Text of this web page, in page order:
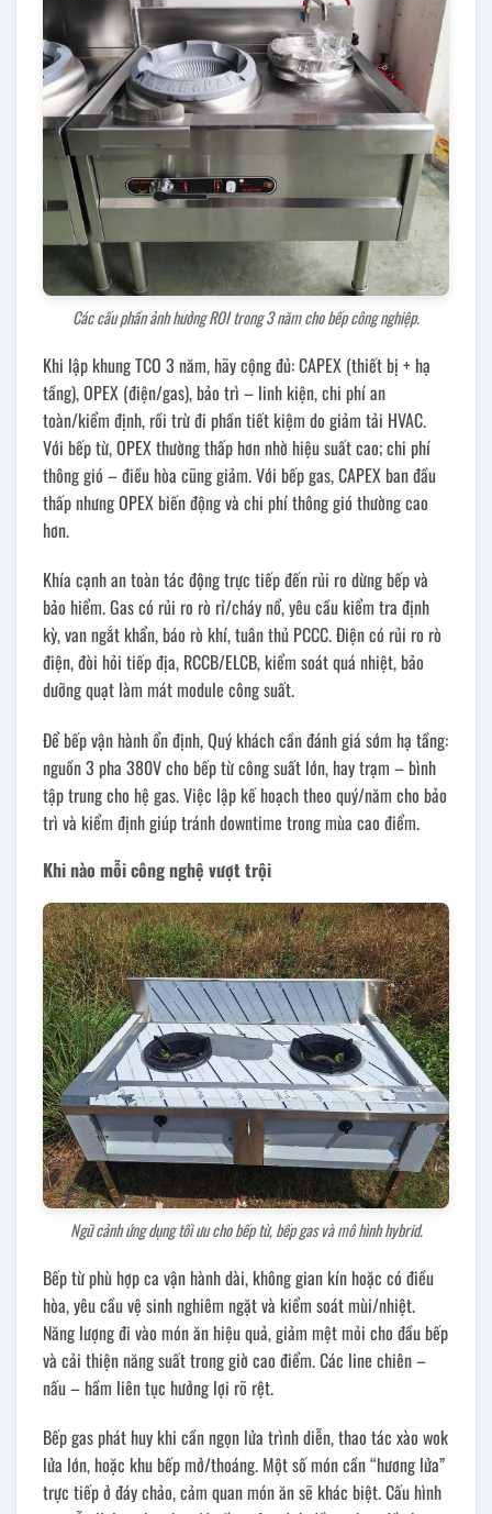
Các cấu phần ảnh hưởng ROI trong 3 năm cho bếp công nghiệp.
Khi lập khung TCO 3 năm, hãy cộng đủ: CAPEX (thiết bị + hạ
tầng), OPEX (điện/gas), bảo trì – linh kiện, chi phí an
toàn/kiểm định, rồi trừ đi phần tiết kiệm do giảm tải HVAC.
Với bếp từ, OPEX thường thấp hơn nhờ hiệu suất cao; chi phí
thông gió – điều hòa cũng giảm. Với bếp gas, CAPEX ban đầu
thấp nhưng OPEX biến động và chi phí thông gió thường cao
hơn.
Khía cạnh an toàn tác động trực tiếp đến rủi ro dừng bếp và
bảo hiểm. Gas có rủi ro rò rỉ/cháy nổ, yêu cầu kiểm tra định
kỳ, van ngắt khẩn, báo rò khí, tuân thủ PCCC. Điện có rủi ro rò
điện, đòi hỏi tiếp địa, RCCB/ELCB, kiểm soát quá nhiệt, bảo
dưỡng quạt làm mát module công suất.
Để bếp vận hành ổn định, Quý khách cần đánh giá sớm hạ tầng:
nguồn 3 pha 380V cho bếp từ công suất lớn, hay trạm – bình
tập trung cho hệ gas. Việc lập kế hoạch theo quý/năm cho bảo
trì và kiểm định giúp tránh downtime trong mùa cao điểm.
Khi nào mỗi công nghệ vượt trội
Ngữ cảnh ứng dụng tối ưu cho bếp từ, bếp gas và mô hình hybrid.
Bếp từ phù hợp ca vận hành dài, không gian kín hoặc có điều
hòa, yêu cầu vệ sinh nghiêm ngặt và kiểm soát mùi/nhiệt.
Năng lượng đi vào món ăn hiệu quả, giảm mệt mỏi cho đầu bếp
và cải thiện năng suất trong giờ cao điểm. Các line chiên –
nấu – hầm liên tục hưởng lợi rõ rệt.
Bếp gas phát huy khi cần ngọn lửa trình diễn, thao tác xào wok
lửa lớn, hoặc khu bếp mở/thoáng. Một số món cần “hương lửa”
trực tiếp ở đáy chảo, cảm quan món ăn sẽ khác biệt. Cấu hình